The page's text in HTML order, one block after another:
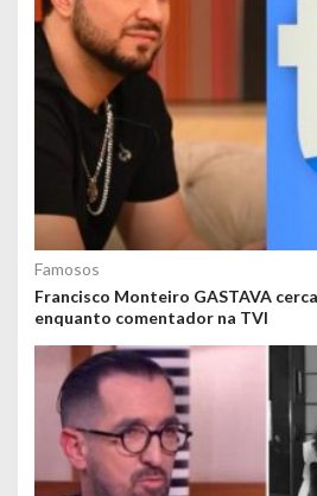
Famosos
Francisco Monteiro GASTAVA
enquanto comentador na TVI